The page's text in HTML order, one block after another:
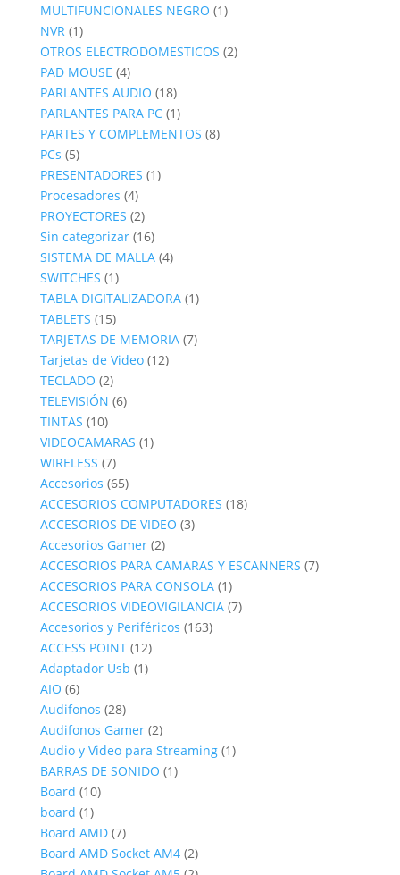
productos
MULTIFUNCIONALES NEGRO 11
NVR 11
producto
OTROS ELECTRODOMESTICOS 22
PAD MOUSE 44
productos
PARLANTES AUDIO 1818
productos
PARLANTES PARA PC 11
producto
PARTES Y COMPLEMENTOS 88
PCs 55
productos
PRESENTADORES 11
Procesadores 44
productos
PROYECTORES 22
productos
Sin categorizar 1616
productos
SISTEMA DE MALLA 44
SWITCHES 11
producto
TABLA DIGITALIZADORA 11
TABLETS 1515
productos
TARJETAS DE MEMORIA 77
Tarjetas de Video 1212
TECLADO 22
productos
TELEVISIÓN 66
TINTAS 1010
productos
VIDEOCAMARAS 11
WIRELESS 77
productos
Accesorios 6565
productos
ACCESORIOS COMPUTADORES 1818
ACCESORIOS DE VIDEO 33
Accesorios Gamer 22
productos
ACCESORIOS PARA CAMARAS Y ESCANNERS 77
ACCESORIOS PARA CONSOLA 11
producto
ACCESORIOS VIDEOVIGILANCIA 77
Accesorios y Periféricos 163163
ACCESS POINT 1212
productos
Adaptador Usb 11
AIO 66
productos
Audifonos 2828
productos
Audifonos Gamer 22
productos
Audio y Video para Streaming 11
BARRAS DE SONIDO 11
Board 1010
board 11
producto
Board AMD 77
productos
Board AMD Socket AM4 22